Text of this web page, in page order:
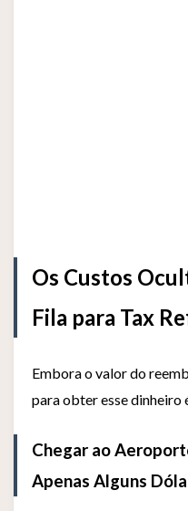
Os Custos
Fila para Tax
Embora o valor do
para obter esse dinheiro
Chegar ao
Apenas Alguns